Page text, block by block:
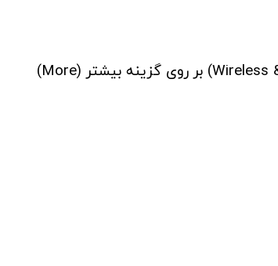
3- در قسمت وایرلس و شبکه (Wireless & networks) بر روی گزینه بیشتر (More)